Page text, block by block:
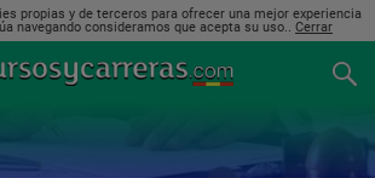
propias y de terceros para ofrecer una mejor experiencia
navegando consideramos que acepta su uso.. Cerrar